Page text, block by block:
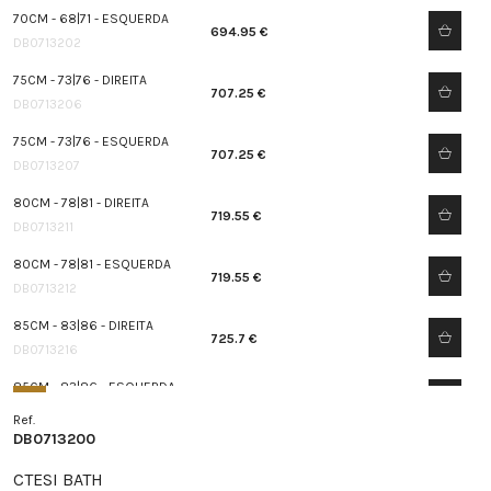
70CM - 68|71 - ESQUERDA
DB0713202
694.95 €
75CM - 73|76 - DIREITA
DB0713206
707.25 €
75CM - 73|76 - ESQUERDA
DB0713207
707.25 €
80CM - 78|81 - DIREITA
DB0713211
719.55 €
80CM - 78|81 - ESQUERDA
DB0713212
719.55 €
85CM - 83|86 - DIREITA
DB0713216
725.7 €
85CM - 83|86 - ESQUERDA
90CM - 88|91 - DIREITA
DB0713221
Ref.
DB0713200
CTESI BATH